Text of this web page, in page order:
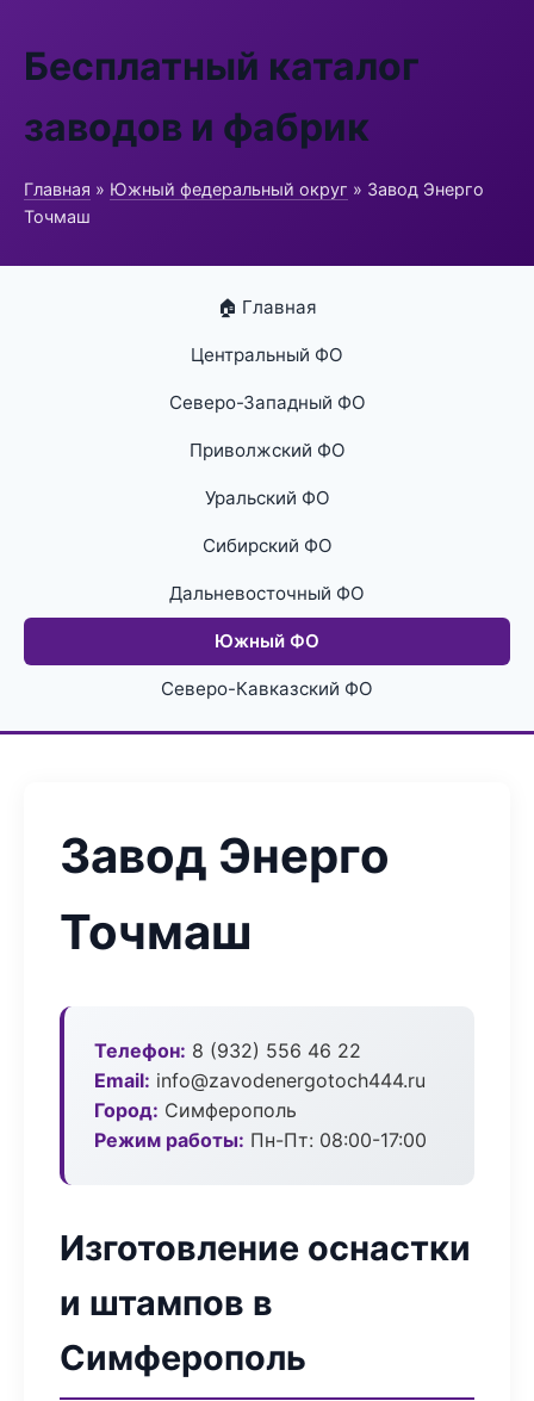
Бесплатный каталог
заводов и фабрик
Главная » Южный федеральный округ » Завод Энерго
Точмаш
🏠 Главная
Центральный ФО
Северо-Западный ФО
Приволжский ФО
Уральский ФО
Сибирский ФО
Дальневосточный ФО
Южный ФО
Северо-Кавказский ФО
Завод Энерго
Точмаш
Телефон: 8 (932) 556 46 22
Email: info@zavodenergotoch444.ru
Город: Симферополь
Режим работы: Пн-Пт: 08:00-17:00
Изготовление оснастки
и штампов в
Симферополь